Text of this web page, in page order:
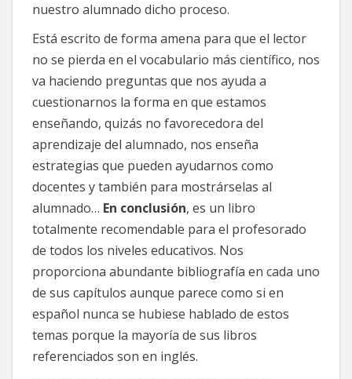
nuestro alumnado dicho proceso.
Está escrito de forma amena para que el lector
no se pierda en el vocabulario más científico, nos
va haciendo preguntas que nos ayuda a
cuestionarnos la forma en que estamos
enseñando, quizás no favorecedora del
aprendizaje del alumnado, nos enseña
estrategias que pueden ayudarnos como
docentes y también para mostrárselas al
alumnado… En conclusión, es un libro
totalmente recomendable para el profesorado
de todos los niveles educativos. Nos
proporciona abundante bibliografía en cada uno
de sus capítulos aunque parece como si en
español nunca se hubiese hablado de estos
temas porque la mayoría de sus libros
referenciados son en inglés.